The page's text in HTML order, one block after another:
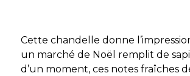
Cette chandelle donne
un marché de Noël remplit de
d’un moment, ces notes fraîches